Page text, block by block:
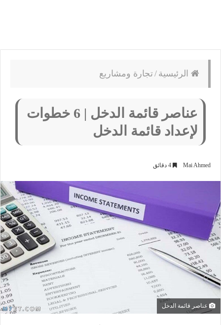
الرئيسية /تجارة ومشاريع
عناصر قائمة الدخل | 6 خطوات
لإعداد قائمة الدخل
Mai Ahmed
عناصر قائمة الدخل